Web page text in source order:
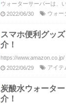
ウォーターサーバーは、
2022/06/30
ウォー
スマホ便利グッ
介！
https://
2022/06/29
アイテ
炭酸水ウォータ
介！